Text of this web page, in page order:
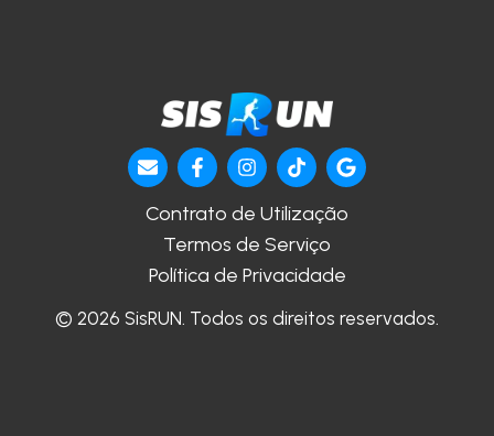
Contrato de Utilização
Termos de Serviço
Política de Privacidade
© 2026 SisRUN. Todos os direitos reservados.